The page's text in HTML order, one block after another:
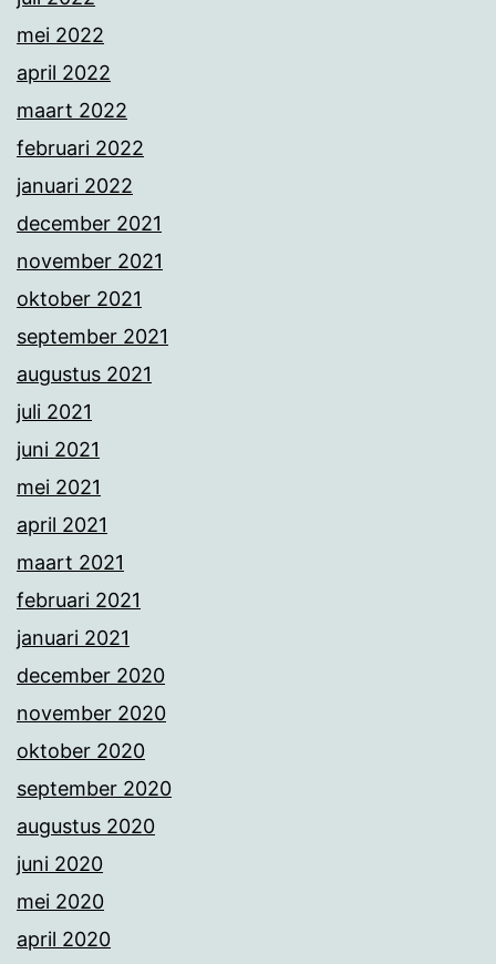
mei 2022
april 2022
maart 2022
februari 2022
januari 2022
december 2021
november 2021
oktober 2021
september 2021
augustus 2021
juli 2021
juni 2021
mei 2021
april 2021
maart 2021
februari 2021
januari 2021
december 2020
november 2020
oktober 2020
september 2020
augustus 2020
juni 2020
mei 2020
april 2020